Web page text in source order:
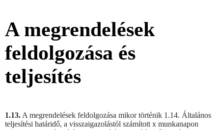
A megrendelések
feldolgozása és
teljesítés
1.13. A megrendelések feldolgozása mikor történik 1.14. Általános
teljesítési határidő, a visszaigazolástól számított x munkanapon